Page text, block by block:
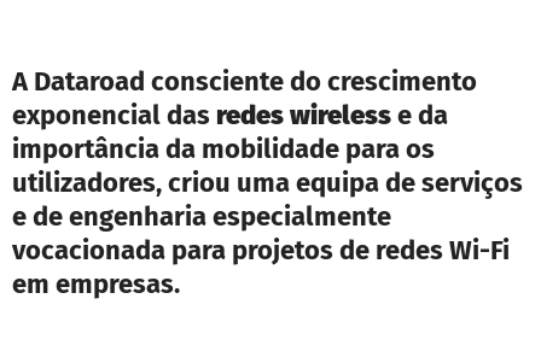
A Dataroad consciente do crescimento
exponencial das redes wirelesse da
importância da mobilidade para os
utilizadores, criou uma equipa de serviços
e de engenharia especialmente
vocacionada para projetos de redes Wi-Fi
em empresas.